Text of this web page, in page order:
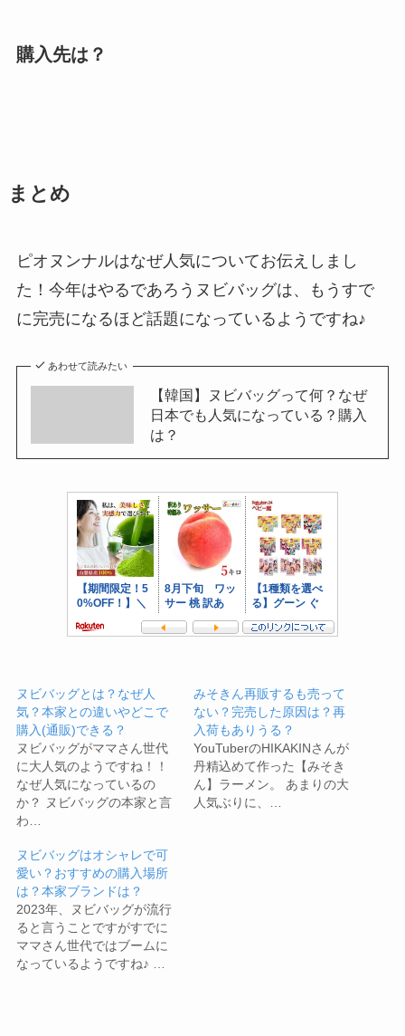
購入先は？
まとめ
ピオヌンナルはなぜ人気についてお伝えしまし
た！今年はやるであろうヌビバッグは、もうすで
に完売になるほど話題になっているようですね♪
あわせて読みたい
【韓国】ヌビバッグって何？なぜ
日本でも人気になっている？購入
は？
ヌビバッグとは？なぜ人
気？本家との違いやどこで
購入(通販)できる？
ヌビバッグがママさん世代
に大人気のようですね！！
なぜ人気になっているの
か？ ヌビバッグの本家と言
わ…
みそきん再販するも売って
ない？完売した原因は？再
入荷もありうる？
YouTuberのHIKAKINさんが
丹精込めて作った【みそき
ん】ラーメン。 あまりの大
人気ぶりに、…
ヌビバッグはオシャレで可
愛い？おすすめの購入場所
は？本家ブランドは？
2023年、ヌビバッグが流行
ると言うことですがすでに
ママさん世代ではブームに
なっているようですね♪ …